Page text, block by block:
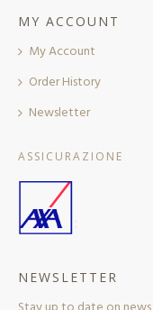
MY ACCOUNT
My Account
Order History
Newsletter
ASSICURAZIONE
NEWSLETTER